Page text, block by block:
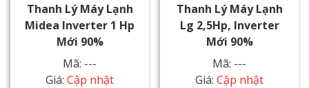
Thanh Lý Máy Lạnh
Midea Inverter 1 Hp
Mới 90%
Mã: ---
Giá: Cập nhật
Thanh Lý Máy Lạnh
Lg 2,5Hp, Inverter
Mới 90%
Mã: ---
Giá: Cập nhật